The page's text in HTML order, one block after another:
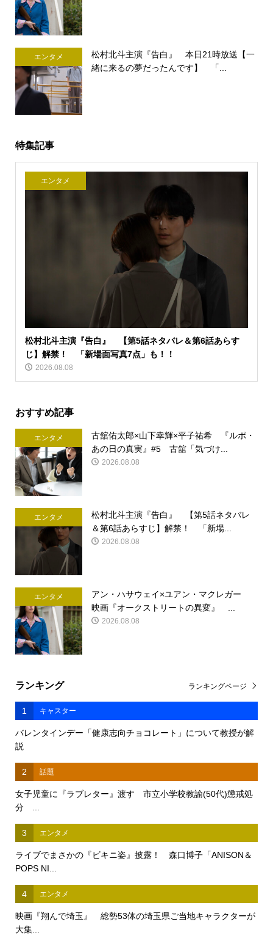
エンタメ
松村北斗主演『告白』 本日21時放送【一
緒に来るの夢だったんです】 「...
特集記事
エンタメ
松村北斗主演『告白』 【第5話ネタバレ＆第6話あらす
じ】解禁！ 「新場面写真7点」も！！
2026.08.08
おすすめ記事
エンタメ
古舘佑太郎×山下幸輝×平子祐希 『ルポ・
あの日の真実』#5 古舘「気づけ...
2026.08.08
エンタメ
松村北斗主演『告白』 【第5話ネタバレ
＆第6話あらすじ】解禁！ 「新場...
2026.08.08
エンタメ
アン・ハサウェイ×ユアン・マクレガー
映画『オークストリートの異変』 ...
2026.08.08
ランキング
1 キャスター
バレンタインデー「健康志向チョコレート」について教授が解
説
2 話題
女子児童に『ラブレター』渡す 市立小学校教諭(50代)懲戒処
分 ...
3 エンタメ
ライブでまさかの『ビキニ姿』披露！ 森口博子「ANISON＆
POPS NI...
4 エンタメ
映画『翔んで埼玉』 総勢53体の埼玉県ご当地キャラクターが
大集...
ランキングページ